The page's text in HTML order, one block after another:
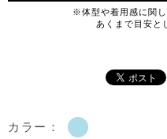
カラー：